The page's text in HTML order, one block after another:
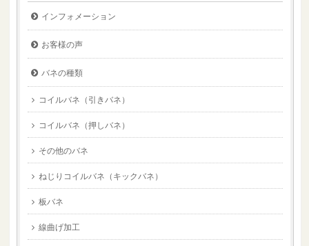
インフォメーション
お客様の声
バネの種類
コイルバネ（引きバネ）
コイルバネ（押しバネ）
その他のバネ
ねじりコイルバネ（キックバネ）
板バネ
線曲げ加工